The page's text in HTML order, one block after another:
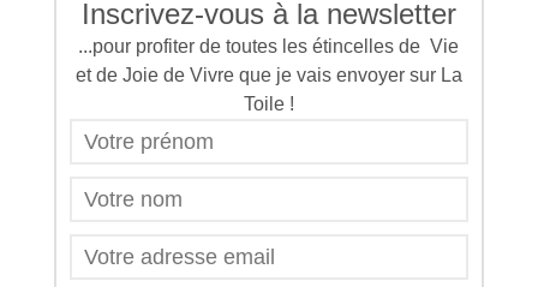
Inscrivez-vous à la newsletter
...pour profiter de toutes les étincelles de Vie
et de Joie de Vivre que je vais envoyer sur La
Toile !